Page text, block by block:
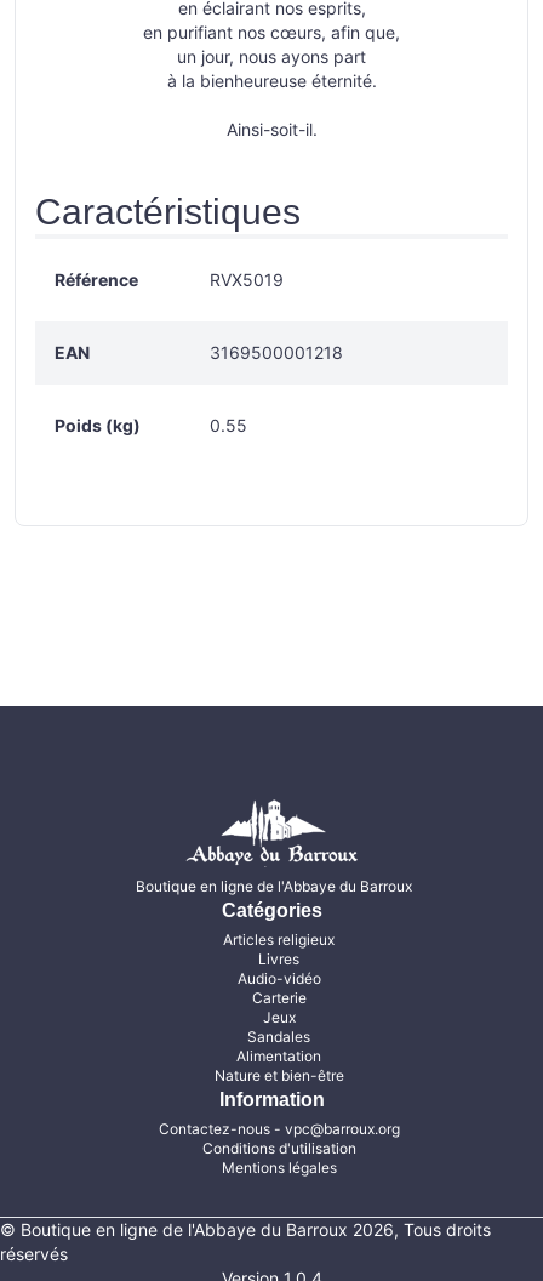
en éclairant nos esprits,
en purifiant nos cœurs, afin que,
un jour, nous ayons part
à la bienheureuse éternité.
Ainsi-soit-il.
Caractéristiques
Référence RVX5019
EAN 3169500001218
Poids (kg) 0.55
Boutique en ligne de l'Abbaye du Barroux
Catégories
Articles religieux
Livres
Audio-vidéo
Carterie
Jeux
Sandales
Alimentation
Nature et bien-être
Information
Contactez-nous- vpc@barroux.org
Conditions d'utilisation
Mentions légales
© Boutique en ligne de l'Abbaye du Barroux 2026, Tous droits
réservés